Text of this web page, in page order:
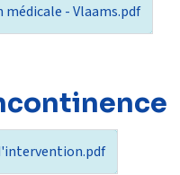
- Vlaams.pdf